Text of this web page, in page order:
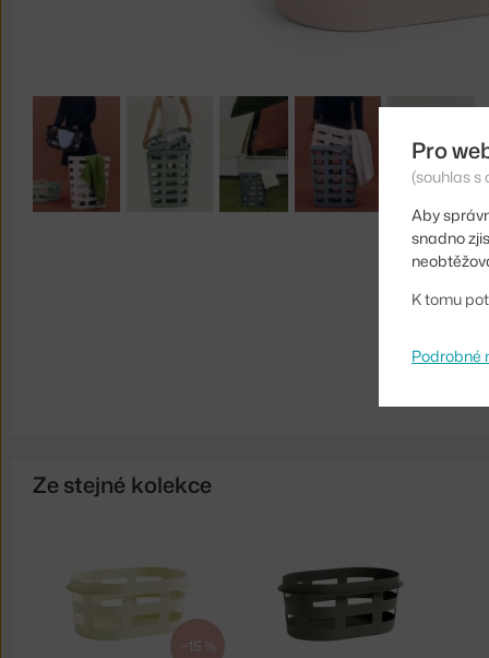
Ze stejné kolekce
−15 %
Pro
(souhlas s
Aby
snadno
K tomu
Podrobné